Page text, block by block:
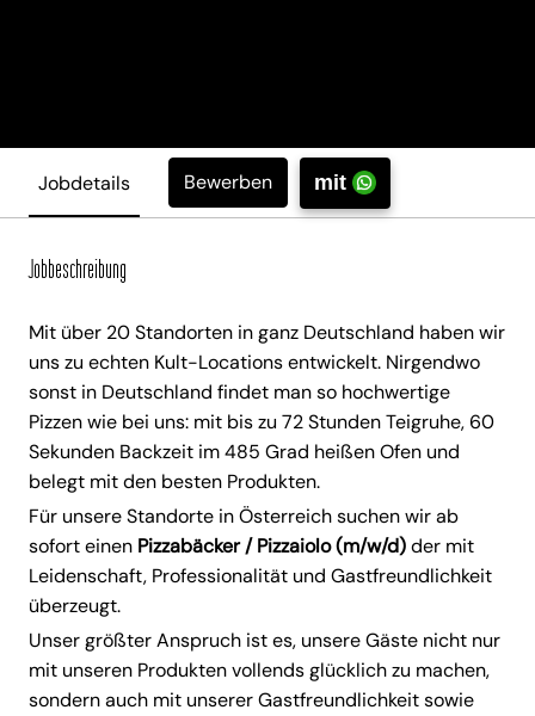
Jobdetails Bewerben mit
Jobbeschreibung
Mit über 20 Standorten in ganz Deutschland haben wir
uns zu echten Kult-Locations entwickelt. Nirgendwo
sonst in Deutschland findet man so hochwertige
Pizzen wie bei uns: mit bis zu 72 Stunden Teigruhe, 60
Sekunden Backzeit im 485 Grad heißen Ofen und
belegt mit den besten Produkten.
Für unsere Standorte in Österreich suchen wir ab
sofort einen Pizzabäcker / Pizzaiolo (m/w/d)der mit
Leidenschaft, Professionalität und Gastfreundlichkeit
überzeugt.
Unser größter Anspruch ist es, unsere Gäste nicht nur
mit unseren Produkten vollends glücklich zu machen,
sondern auch mit unserer Gastfreundlichkeit sowie